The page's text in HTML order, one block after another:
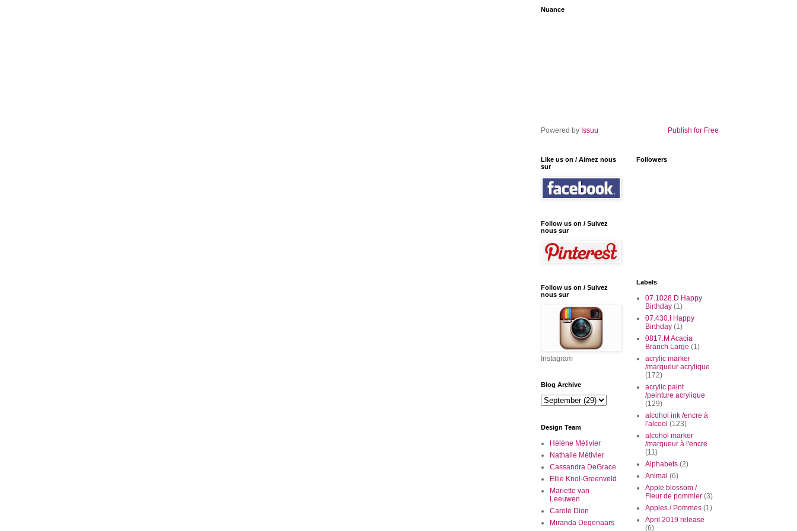
Nuance
Powered by Issuu Publish for Free
Like us on / Aimez nous
sur
Follow us on / Suivez
nous sur
Follow us on / Suivez
nous sur
Instagram
Blog Archive
Design Team
Hélène Métivier
Nathalie Métivier
Cassandra DeGrace
Ellie Knol-Groenveld
Mariette van
Leeuwen
Carole Dion
Miranda Degenaars
Followers
Labels
07.1028.D Happy
Birthday (1)
07.430.I Happy
Birthday (1)
0817.M Acacia
Branch Large (1)
acrylic marker
/marqueur acrylique
(172)
acrylic paint
/peinture acrylique
(129)
alcohol ink /encre à
l'alcool (123)
alcohol marker
/marqueur à l'encre
(11)
Alphabets (2)
Animal (6)
Apple blossom /
Fleur de pommier (3)
Apples / Pommes (1)
April 2019 release
(6)